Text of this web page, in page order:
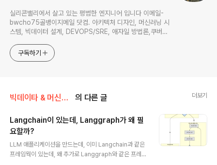
실리콘밸리에서 살고 있는 평범한 엔지니어 입니다 이메일-
bwcho75골뱅이지메일 닷컴. 아키텍처 디자인, 머신러닝 시
스템, 빅데이터 설계, DEVOPS/SRE, 애자일 방법론,쿠버네
한 기술 멘토링과 강의 진행합니다. Linkedin :
https://www.linkedin.com/in/terrycho75/
구독하기
빅데이타 & 머신러닝/생성형 AI (ChatGPT etc) 의 다른 글 더보기
Langchain이 있는데, Langgraph가 왜 필
요할까?
LLM 애플리케이션을 만드는데, 이미 Langchain과 같은
프레임웍이 있는데, 왜 추가로 Langgraph와 같은 프레임